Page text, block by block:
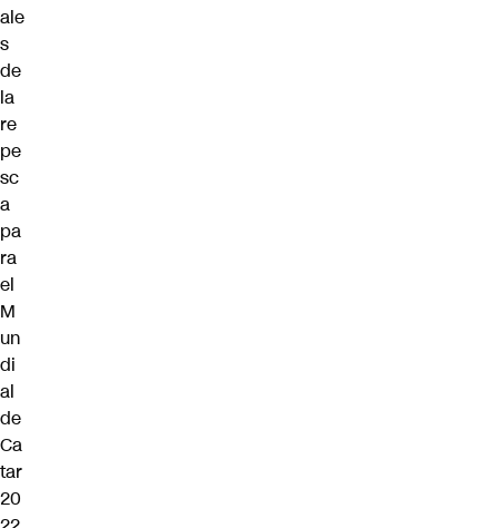
ale
s
de
la
re
pe
sc
a
pa
ra
el
M
un
di
al
de
Ca
tar
20